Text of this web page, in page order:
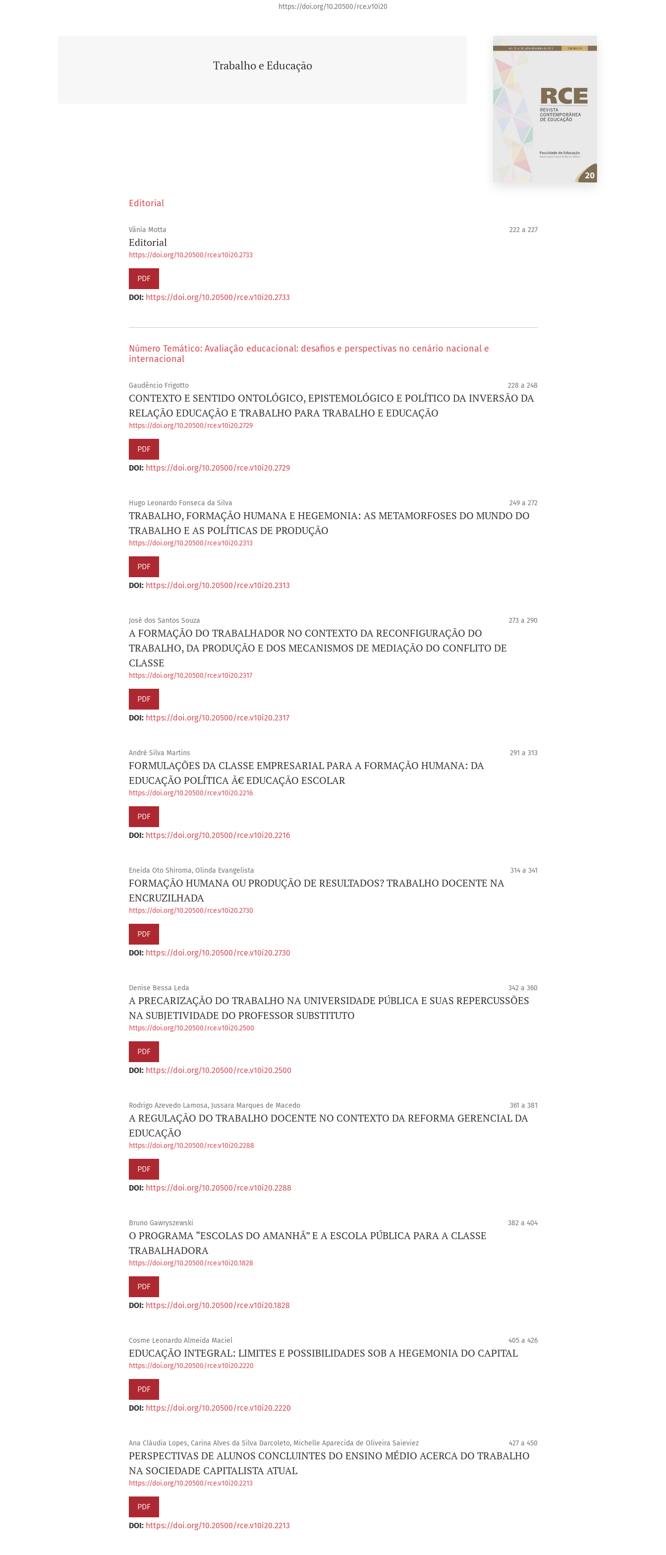
https://doi.org/10.20500/rce.v10i20
Trabalho e Educação
Editorial
Vânia Motta 222 a 227
Editorial
https://doi.org/10.20500/rce.v10i20.2733
PDF
DOI: https://doi.org/10.20500/rce.v10i20.2733
Número Temático: Avaliação educacional: desafios e perspectivas no cenário nacional e
internacional
Gaudêncio Frigotto 228 a 248
CONTEXTO E SENTIDO ONTOLÓGICO, EPISTEMOLÓGICO E POLÍTICO DA INVERSÃO DA
RELAÇÃO EDUCAÇÃO E TRABALHO PARA TRABALHO E EDUCAÇÃO
https://doi.org/10.20500/rce.v10i20.2729
PDF
DOI: https://doi.org/10.20500/rce.v10i20.2729
Hugo Leonardo Fonseca da Silva 249 a 272
TRABALHO, FORMAÇÃO HUMANA E HEGEMONIA: AS METAMORFOSES DO MUNDO DO
TRABALHO E AS POLÍTICAS DE PRODUÇÃO
https://doi.org/10.20500/rce.v10i20.2313
PDF
DOI: https://doi.org/10.20500/rce.v10i20.2313
José dos Santos Souza 273 a 290
A FORMAÇÃO DO TRABALHADOR NO CONTEXTO DA RECONFIGURAÇÃO DO
TRABALHO, DA PRODUÇÃO E DOS MECANISMOS DE MEDIAÇÃO DO CONFLITO DE
CLASSE
https://doi.org/10.20500/rce.v10i20.2317
PDF
DOI: https://doi.org/10.20500/rce.v10i20.2317
André Silva Martins 291 a 313
FORMULAÇÕES DA CLASSE EMPRESARIAL PARA A FORMAÇÃO HUMANA: DA
EDUCAÇÃO POLÍTICA Ã€ EDUCAÇÃO ESCOLAR
https://doi.org/10.20500/rce.v10i20.2216
PDF
DOI: https://doi.org/10.20500/rce.v10i20.2216
Eneida Oto Shiroma, Olinda Evangelista 314 a 341
FORMAÇÃO HUMANA OU PRODUÇÃO DE RESULTADOS? TRABALHO DOCENTE NA
ENCRUZILHADA
https://doi.org/10.20500/rce.v10i20.2730
PDF
DOI: https://doi.org/10.20500/rce.v10i20.2730
Denise Bessa Leda 342 a 360
A PRECARIZAÇÃO DO TRABALHO NA UNIVERSIDADE PÚBLICA E SUAS REPERCUSSÕES
NA SUBJETIVIDADE DO PROFESSOR SUBSTITUTO
https://doi.org/10.20500/rce.v10i20.2500
PDF
DOI: https://doi.org/10.20500/rce.v10i20.2500
Rodrigo Azevedo Lamosa, Jussara Marques de Macedo 361 a 381
A REGULAÇÃO DO TRABALHO DOCENTE NO CONTEXTO DA REFORMA GERENCIAL DA
EDUCAÇÃO
https://doi.org/10.20500/rce.v10i20.2288
PDF
DOI: https://doi.org/10.20500/rce.v10i20.2288
Bruno Gawryszewski 382 a 404
O PROGRAMA “ESCOLAS DO AMANHÃ” E A ESCOLA PÚBLICA PARA A CLASSE
TRABALHADORA
https://doi.org/10.20500/rce.v10i20.1828
PDF
DOI: https://doi.org/10.20500/rce.v10i20.1828
Cosme Leonardo Almeida Maciel 405 a 426
EDUCAÇÃO INTEGRAL: LIMITES E POSSIBILIDADES SOB A HEGEMONIA DO CAPITAL
https://doi.org/10.20500/rce.v10i20.2220
PDF
DOI: https://doi.org/10.20500/rce.v10i20.2220
Ana Cláudia Lopes, Carina Alves da Silva Darcoleto, Michelle Aparecida de Oliveira Saieviez 427 a 450
PERSPECTIVAS DE ALUNOS CONCLUINTES DO ENSINO MÉDIO ACERCA DO TRABALHO
NA SOCIEDADE CAPITALISTA ATUAL
https://doi.org/10.20500/rce.v10i20.2213
PDF
DOI: https://doi.org/10.20500/rce.v10i20.2213